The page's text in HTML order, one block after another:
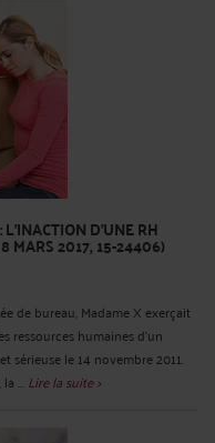
D’UNE RH
MARS 2017, 15-24406)
de bureau, Madame X exerçait
ressources humaines d'un
sérieuse le 14 novembre 2011.
... Lire la suite >